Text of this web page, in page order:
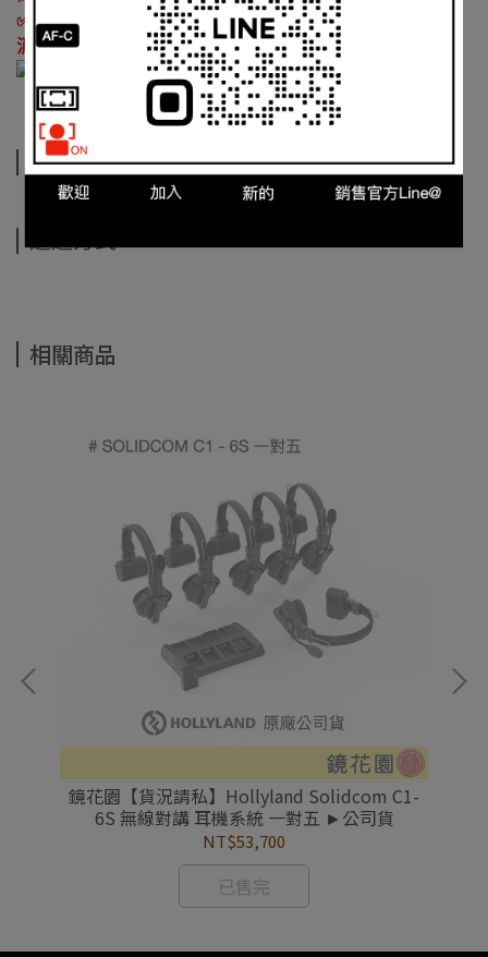
✅ 如遇商品缺貨而造成無法如期交貨， IPIX
消訂單權益，感謝您的支持。
規格說明
相關商品
鏡花園【貨況請私】Hollyland Solidcom C1-
6S 無線對講 耳機系統 一對五 ►公司貨
NT$53,700
已售完